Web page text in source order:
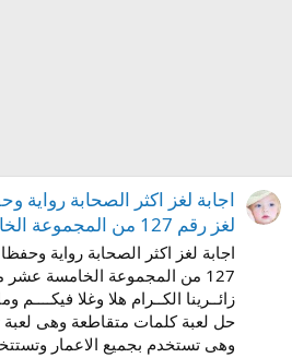
اجابة لغز اكثر الصحابة
لغز رقم 127 من المجموعة الخامسة عشر من لعبة
اجابة لغز اكثر الصحابة رواية
127 من المجموعة الخامسة
زائــرينا الكــرام هلا وغلا
حل لعبة كلمات متقاطعة وهى لعبة
وهى تستخدم بجميع الاعمار